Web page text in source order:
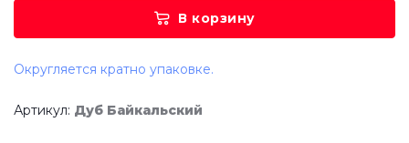
В корзину
Округляется кратно упаковке.
Артикул: Дуб Байкальский